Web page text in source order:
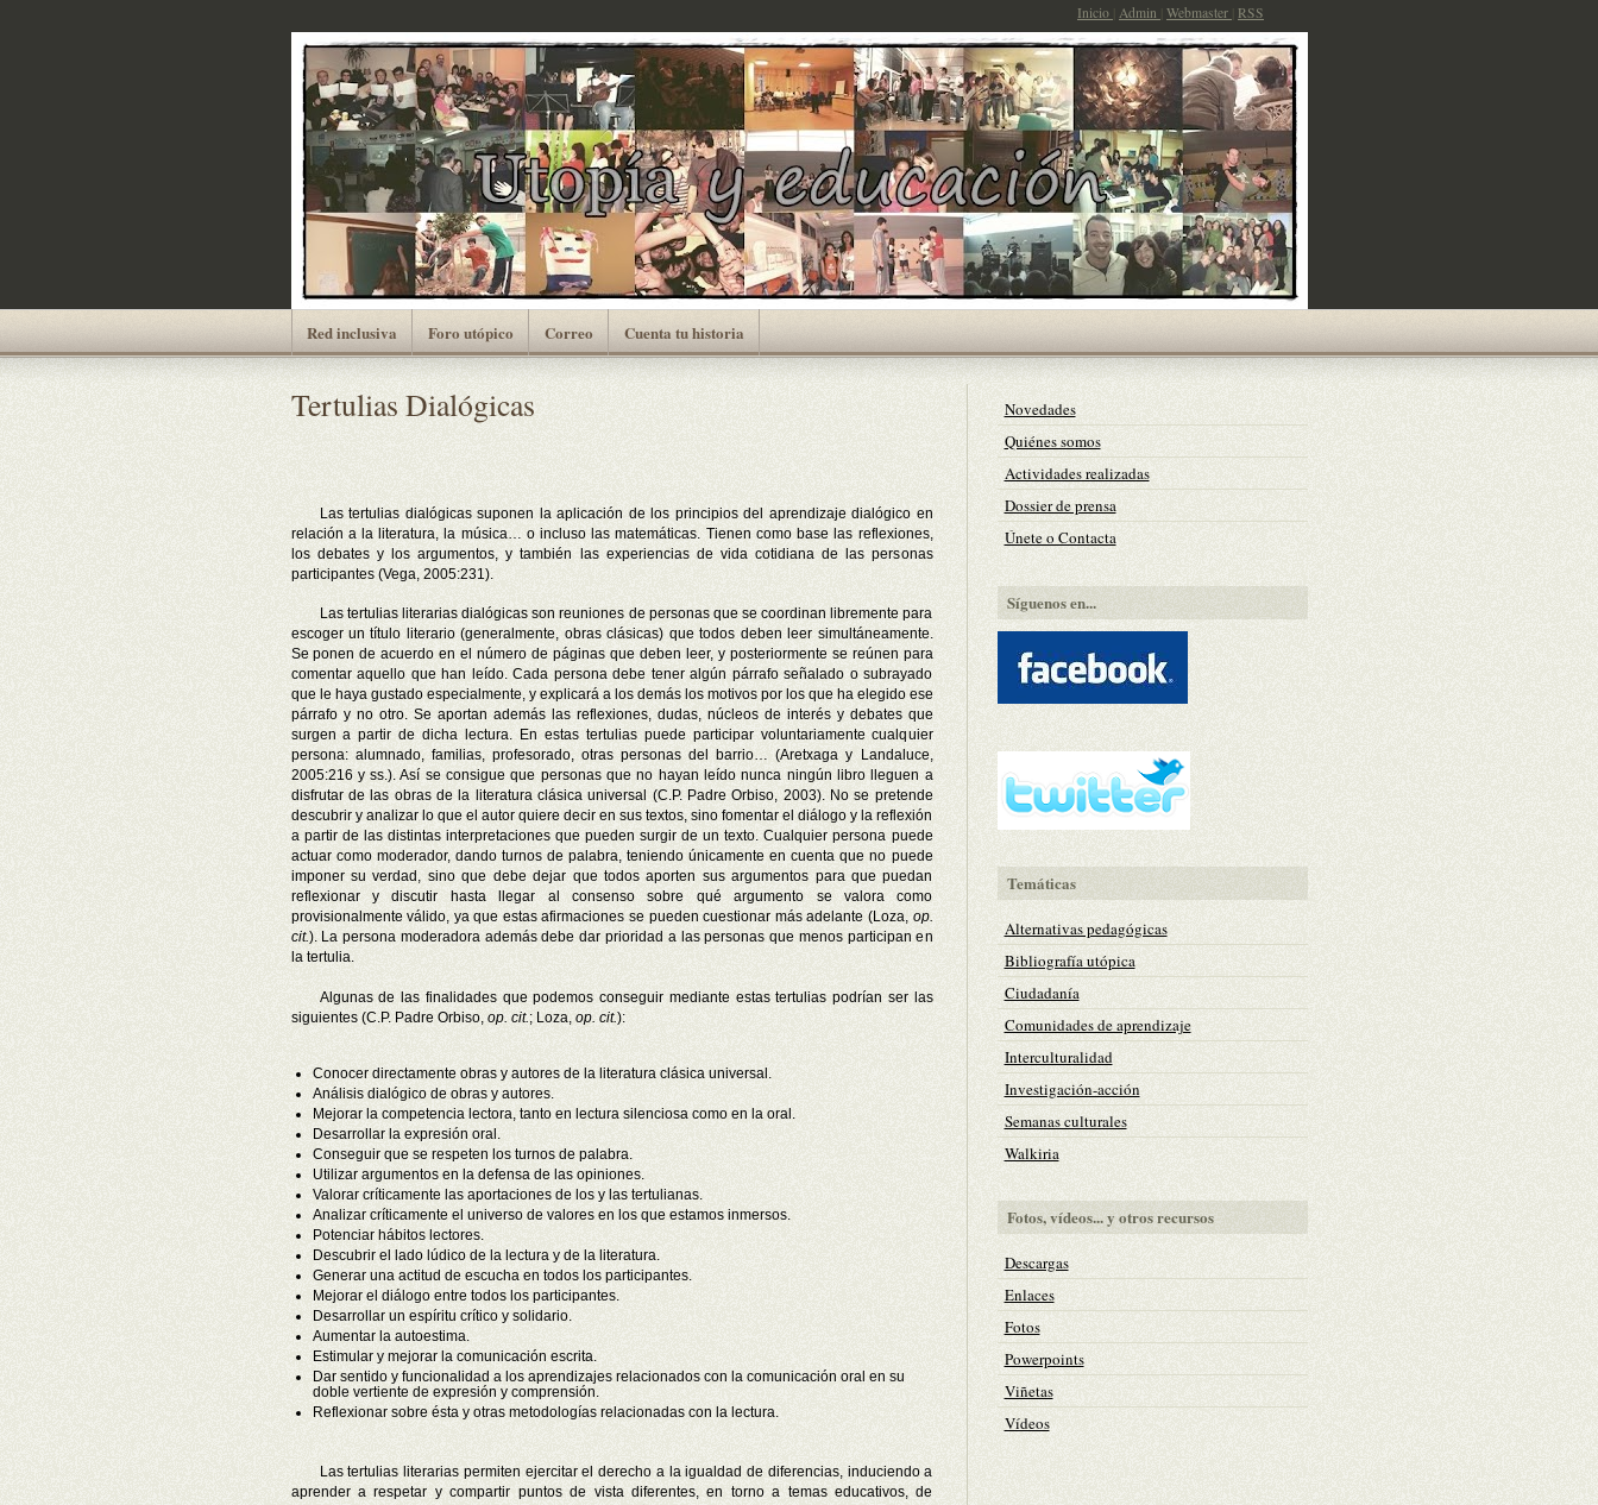
Inicio Admin Webmaster RSS
Red inclusiva Foro utópico Correo Cuenta tu historia
Tertulias Dialógicas
Las tertulias dialógicas suponen la aplicación de los principios del aprendizaje dialógico en
relación a la literatura, la música… o incluso las matemáticas. Tienen como base las reflexiones,
los debates y los argumentos, y también las experiencias de vida cotidiana de las personas
participantes (Vega, 2005:231).
Las tertulias literarias dialógicas son reuniones de personas que se coordinan libremente para
escoger un título literario (generalmente, obras clásicas) que todos deben leer simultáneamente.
Se ponen de acuerdo en el número de páginas que deben leer, y posteriormente se reúnen para
comentar aquello que han leído. Cada persona debe tener algún párrafo señalado o subrayado
que le haya gustado especialmente, y explicará a los demás los motivos por los que ha elegido ese
párrafo y no otro. Se aportan además las reflexiones, dudas, núcleos de interés y debates que
surgen a partir de dicha lectura. En estas tertulias puede participar voluntariamente cualquier
persona: alumnado, familias, profesorado, otras personas del barrio… (Aretxaga y Landaluce,
2005:216 y ss.). Así se consigue que personas que no hayan leído nunca ningún libro lleguen a
disfrutar de las obras de la literatura clásica universal (C.P. Padre Orbiso, 2003). No se pretende
descubrir y analizar lo que el autor quiere decir en sus textos, sino fomentar el diálogo y la reflexión
a partir de las distintas interpretaciones que pueden surgir de un texto. Cualquier persona puede
actuar como moderador, dando turnos de palabra, teniendo únicamente en cuenta que no puede
imponer su verdad, sino que debe dejar que todos aporten sus argumentos para que puedan
reflexionar y discutir hasta llegar al consenso sobre qué argumento se valora como
provisionalmente válido, ya que estas afirmaciones se pueden cuestionar más adelante (Loza, op.
cit.). La persona moderadora además debe dar prioridad a las personas que menos participan en
la tertulia.
Algunas de las finalidades que podemos conseguir mediante estas tertulias podrían ser las
siguientes (C.P. Padre Orbiso, op. cit. ; Loza, op. cit.):
Conocer directamente obras y autores de la literatura clásica universal.
Análisis dialógico de obras y autores.
Mejorar la competencia lectora, tanto en lectura silenciosa como en la oral.
Desarrollar la expresión oral.
Conseguir que se respeten los turnos de palabra.
Utilizar argumentos en la defensa de las opiniones.
Valorar críticamente las aportaciones de los y las tertulianas.
Analizar críticamente el universo de valores en los que estamos inmersos.
Potenciar hábitos lectores.
Descubrir el lado lúdico de la lectura y de la literatura.
Generar una actitud de escucha en todos los participantes.
Mejorar el diálogo entre todos los participantes.
Desarrollar un espíritu crítico y solidario.
Aumentar la autoestima.
Estimular y mejorar la comunicación escrita.
Dar sentido y funcionalidad a los aprendizajes relacionados con la comunicación oral en su
doble vertiente de expresión y comprensión.
Reflexionar sobre ésta y otras metodologías relacionadas con la lectura.
Las tertulias literarias permiten ejercitar el derecho a la igualdad de diferencias, induciendo a
aprender a respetar y compartir puntos de vista diferentes, en torno a temas educativos, de
Novedades
Quiénes somos
Actividades realizadas
Dossier de prensa
Únete o Contacta
Síguenos en...
Temáticas
Alternativas pedagógicas
Bibliografía utópica
Ciudadanía
Comunidades de aprendizaje
Interculturalidad
Investigación-acción
Semanas culturales
Walkiria
Fotos, vídeos... y otros recursos
Descargas
Enlaces
Fotos
Powerpoints
Viñetas
Vídeos